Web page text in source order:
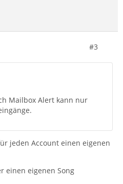
#3
Mailbox Alert kann nur
jeden Account einen eigenen
einen eigenen Song